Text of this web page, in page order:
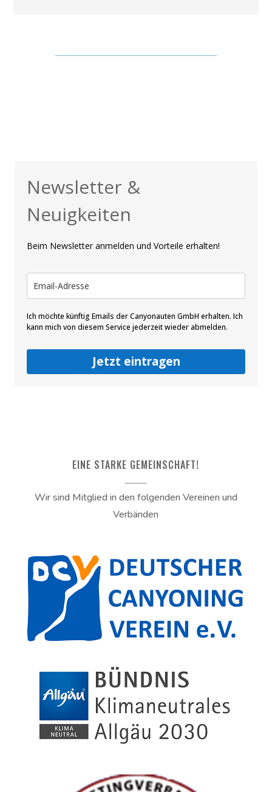
Newsletter &
Neuigkeiten
Beim Newsletter anmelden und Vorteile erhalten!
Ich möchte künftig Emails der Canyonauten GmbH erhalten. Ich
kann mich von diesem Service jederzeit wieder abmelden.
Jetzt eintragen
EINE STARKE GEMEINSCHAFT!
Wir sind Mitglied in den folgenden Vereinen und
Verbänden